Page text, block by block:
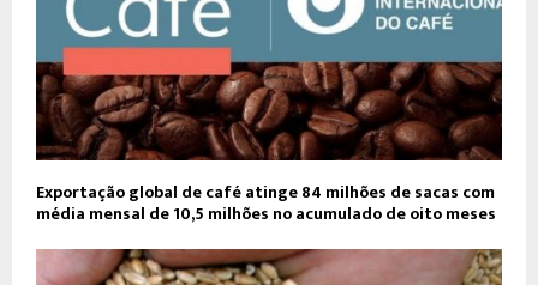
Exportação global de café atinge 84 milhões de sacas com
média mensal de 10,5 milhões no acumulado de oito meses